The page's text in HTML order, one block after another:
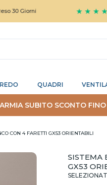
★ ★ ★ ★ ★
QUADRI
SUBITO SCONTO
CON 4 FARETTI GX53 ORIENTABILI
SISTEMA
GX53